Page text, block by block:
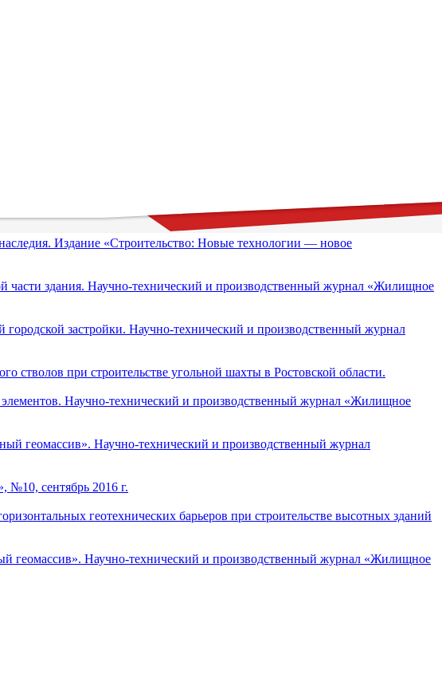
Издание «Строительство: Новые технологии — новое
здания. Научно-технический и производственный журнал «Жилищное
застройки. Научно-технический и производственный журнал
стволов при строительстве угольной шахты в Ростовской области.
Научно-технический и производственный журнал «Жилищное
геомассив». Научно-технический и производственный журнал
№10, сентябрь 2016 г.
геотехнических барьеров при строительстве высотных зданий
геомассив». Научно-технический и производственный журнал «Жилищное